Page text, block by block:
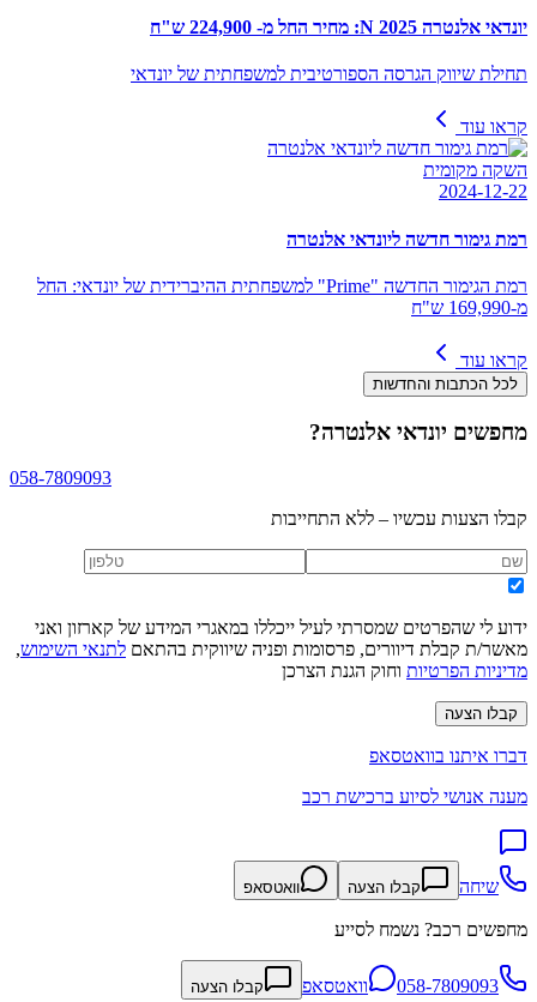
יונדאי אלנטרה N 2025: מחיר החל מ- 224,900 ש"ח
תחילת שיווק הגרסה הספורטיבית למשפחתית של יונדאי
קראו עוד
השקה מקומית
2024-12-22
רמת גימור חדשה ליונדאי אלנטרה
רמת הגימור החדשה "Prime" למשפחתית ההיברידית של יונדאי: החל
מ-169,990 ש"ח
קראו עוד
לכל הכתבות והחדשות
מחפשים יונדאי אלנטרה?
058-7809093
קבלו הצעות עכשיו – ללא התחייבות
ידוע לי שהפרטים שמסרתי לעיל ייכללו במאגרי המידע של קארזון ואני
מאשר/ת קבלת דיוורים, פרסומות ופניה שיווקית בהתאם לתנאי השימוש,
מדיניות הפרטיות וחוק הגנת הצרכן
קבלו הצעה
דברו איתנו בוואטסאפ
מענה אנושי לסיוע ברכישת רכב
שיחה קבלו הצעה וואטסאפ
מחפשים רכב? נשמח לסייע
058-7809093 וואטסאפ קבלו הצעה